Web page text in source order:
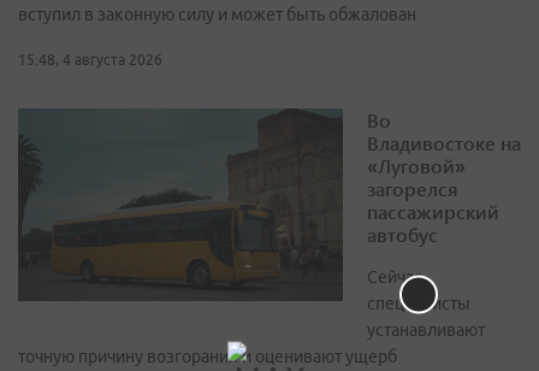
вступил в законную силу и может быть обжалован
15:48, 4 августа 2026
Во
Владивостоке на
«Луговой»
загорелся
пассажирский
автобус
Сейчас
специалисты
устанавливают
точную причину возгорания и оценивают ущерб